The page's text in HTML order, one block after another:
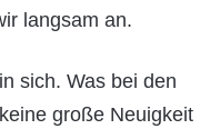
langsam an.
sich. Was bei den
große Neuigkeit